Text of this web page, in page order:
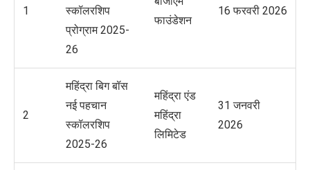
1
स्कॉलरशिप
प्रोग्राम 2025-
26
फाउंडेशन
16 फरवरी 2026
2
महिंद्रा बिग बॉस
नई पहचान
स्कॉलरशिप
2025-26
महिंद्रा एंड
महिंद्रा
लिमिटेड
31 जनवरी
2026